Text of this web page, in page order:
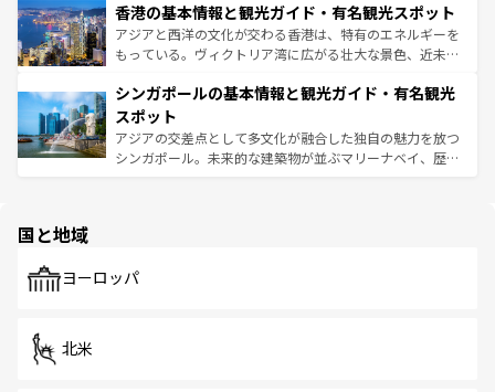
とつ。フォーやバインミー、ベトナムコーヒーなどは、ぜ
ひ現地で味わいたい。どの地域を訪れてもあたたかい人々
が旅行者を迎えてくれるので、きっと忘れられない旅にな
参照してほしい。
の活気が交差している。北部ではチェンマイなどの山岳地
帯で自然と触れ合い、南部ではプーケットやクラビの美し
いビーチでリゾート気分を楽しむことができる。タイ料理
激する。気候は一年中温暖で、どの季節にも異なる楽しみ
が待っている。親しみやすいタイの人々、仏教を中心とし
た文化、そして多様な観光資源が、訪れる旅人を魅了し続
ける。 なお、新着のタイ情報はコンテンツ一覧を参照して
香港の基本情報と観光ガイド・有名観光スポット
アジアと西洋の文化が交わる香港は、特有のエネルギーを
もっている。ヴィクトリア湾に広がる壮大な景色、近未来
み、どこを訪れても感動するはず。観光スポットが密集し
ており、効率よく見どころを回れるのも魅力。息をのむよ
うな絶景から文化的な体験まで、香港を存分に楽しみ尽く
そう。 なお、新着の香港情報はコンテンツ一覧を参照して
シンガポールの基本情報と観光ガイド・有名観光
スポット
アジアの交差点として多文化が融合した独自の魅力を放つ
シンガポール。未来的な建築物が並ぶマリーナベイ、歴史
で、ホーカーズは地元の風情を楽しめる外せないスポット
国と地域
ヨーロッパ
北米